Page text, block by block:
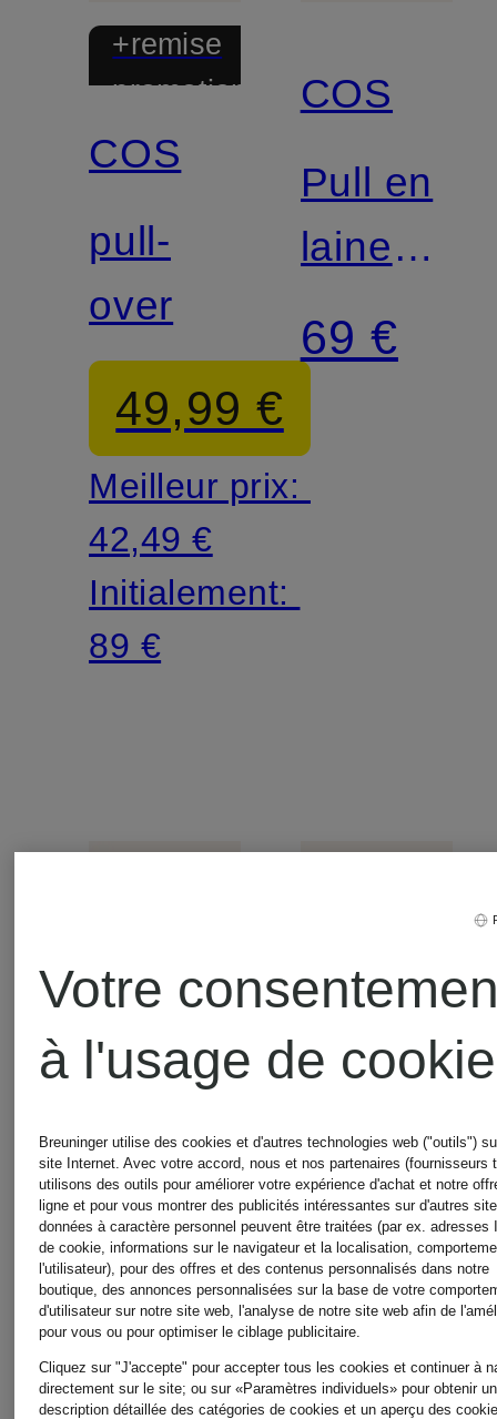
+remise
promotionnelle
COS
pull-
over
49,99 €
Meilleur prix:
42,49 €
Initialement:
89 €
COS
Pull en
laine
mérinos
69 €
+remise
promotionnelle
COS
Chemisier
39,99 €
COS
T-shirt
25 €
Votre
à l'usage de
Breuninger utilise des cookies et d'autres technologies web ("outils")
site Internet. Avec votre accord, nous et nos partenaires (fournisseurs
utilisons des outils pour améliorer votre expérience d'achat et notre
ligne et pour vous montrer des publicités intéressantes sur d'autres
données à caractère personnel peuvent être traitées (par ex. adresses
de cookie, informations sur le navigateur et la localisation,
l'utilisateur), pour des offres et des contenus personnalisés dans notre
boutique, des annonces personnalisées sur la base de votre
d'utilisateur sur notre site web, l'analyse de notre site web afin de
pour vous ou pour optimiser le ciblage publicitaire.
Cliquez sur "J'accepte" pour accepter tous les cookies et continuer à
directement sur le site; ou sur «Paramètres individuels» pour obtenir
description détaillée des catégories de cookies et un aperçu des